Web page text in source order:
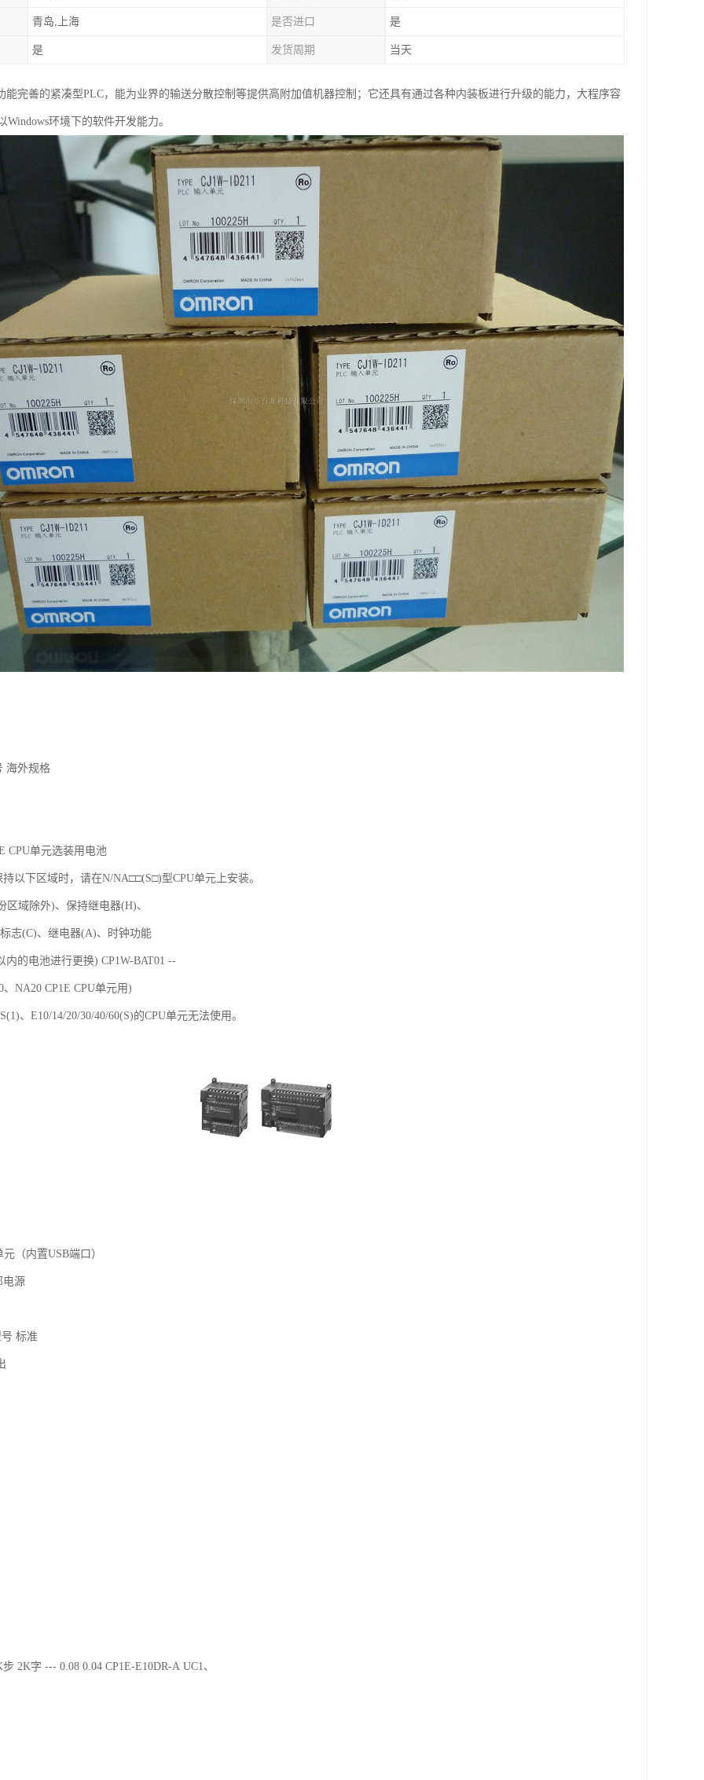
青岛,上海 是否进口 是
是 发货周期 当天
能完善的紧凑型PLC，能为业界的输送分散控制等提供高附加值机器控制；它还具有通过各种内装板进行升级的能力，大程序容
Windows环境下的软件开发能力。
海外规格
CPU单元选装用电池
以下区域时，请在N/NA□□(S□)型CPU单元上安装。
区域除外)、保持继电器(H)、
志(C)、继电器(A)、时钟功能
内的电池进行更换) CP1W-BAT01 --
NA20 CP1E CPU单元用)
、E10/14/20/30/40/60(S)的CPU单元无法使用。
（内置USB端口）
电源
标准
2K字 --- 0.08 0.04 CP1E-E10DR-A UC1、